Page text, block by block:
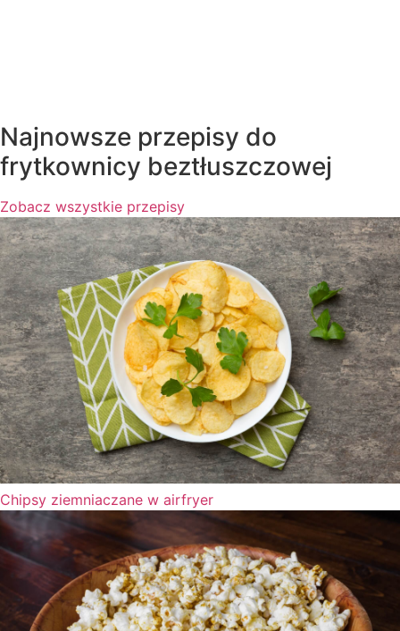
Najnowsze przepisy do
frytkownicy beztłuszczowej
Zobacz wszystkie przepisy
Chipsy ziemniaczane w airfryer